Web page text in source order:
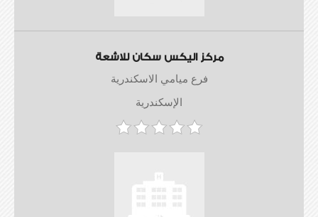
مركز اليكس سكان للاشعة
فرع ميامي الاسكندرية
الإسكندرية